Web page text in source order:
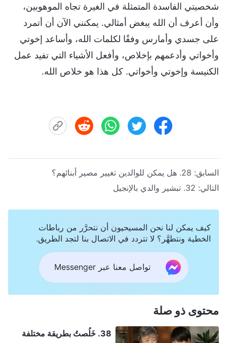
شخصيتي الفاسدة المتمثلة في الغيرة تجاه الموهوبين،
وأن أعرف أن الله يبغض أمثالي. يمكنني الآن أن أتمرد
على جسدي وأمارس وفقًا لكلمات الله، وأساعد إخوتي
وأخواتي وأدعمهم بإخلاص، وأفعل الأشياء التي تفيد عمل
الكنيسة وإخوتي وأخواتي. كل هذا هو خلاص الله.
السابق: 28. هل يمكن للوالدين تغيير مصير أبنائهم؟
التالي: 32. تبشير والدي بالإنجيل
كيف يمكن لنا نحن المسيحيون أن نتحرَّر من رباطات
الخطية ونتطهَّر؟ لا تتردد في الاتصال بنا لتجد الطريق.
تواصل معنا عبر Messenger
محتوى ذو صلة
38. خَلُصتُ بطريقة مختلفة